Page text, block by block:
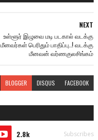
NEXT
உள்ளூர் இழுவை மடி படகால் வடக்கு
மீனவர்கள் பெரிதும் பாதிப்பு..! வடக்கு
மீனவன் வர்ணகுலசிங்கம்
BLOGGER DISQUS FACEBOOK
2.8k Subscribes